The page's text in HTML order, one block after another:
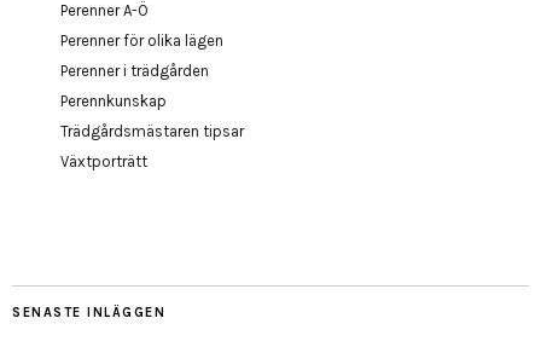
Perenner A-Ö
Perenner för olika lägen
Perenner i trädgården
Perennkunskap
Trädgårdsmästaren tipsar
Växtporträtt
SENASTE INLÄGGEN